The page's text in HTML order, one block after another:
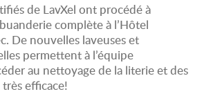
de LavXel ont procédé à
complète à l’Hôtel
De nouvelles laveuses et
permettent à l’équipe
au nettoyage de la literie et des
efficace!